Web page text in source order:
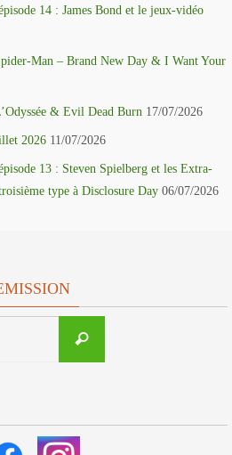
14 : James Bond et le jeux-vidéo
Man – Brand New Day & I Want Your
& Evil Dead Burn 17/07/2026
2026 11/07/2026
13 : Steven Spielberg et les Extra-
type à Disclosure Day 06/07/2026
Recherche